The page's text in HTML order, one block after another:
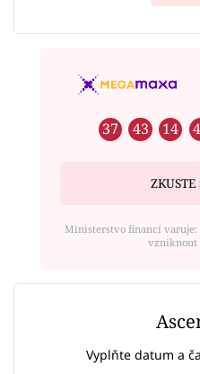
37 43 14
ZKUSTE
Ministerstvo financí varuje:
vzniknout
Vyplňte datum a